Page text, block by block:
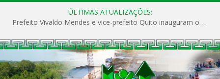
ÚLTIMAS ATUALIZAÇÕES:
Prefeito Vivaldo Mendes e vice-prefeito Quito inauguram o CAPS e fortalecem a saúde pública em Anajás.